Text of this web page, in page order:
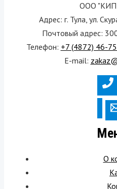
ООО
Адрес: г. Тула, ул.
Почтовый адрес:
Телефон: +7 (4872) 46-
E-mail:
О